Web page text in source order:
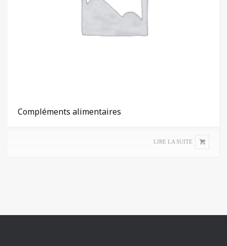
Compléments alimentaires
LIRE LA SUITE